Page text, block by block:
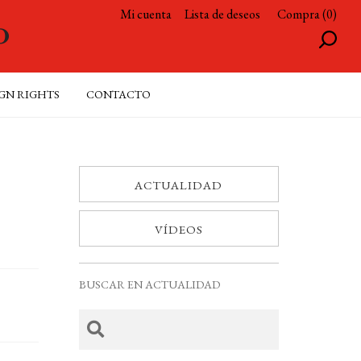
Mi cuenta Lista de deseos Compra (0)
RIGHTS CONTACTO
ACTUALIDAD
VÍDEOS
BUSCAR EN ACTUALIDAD